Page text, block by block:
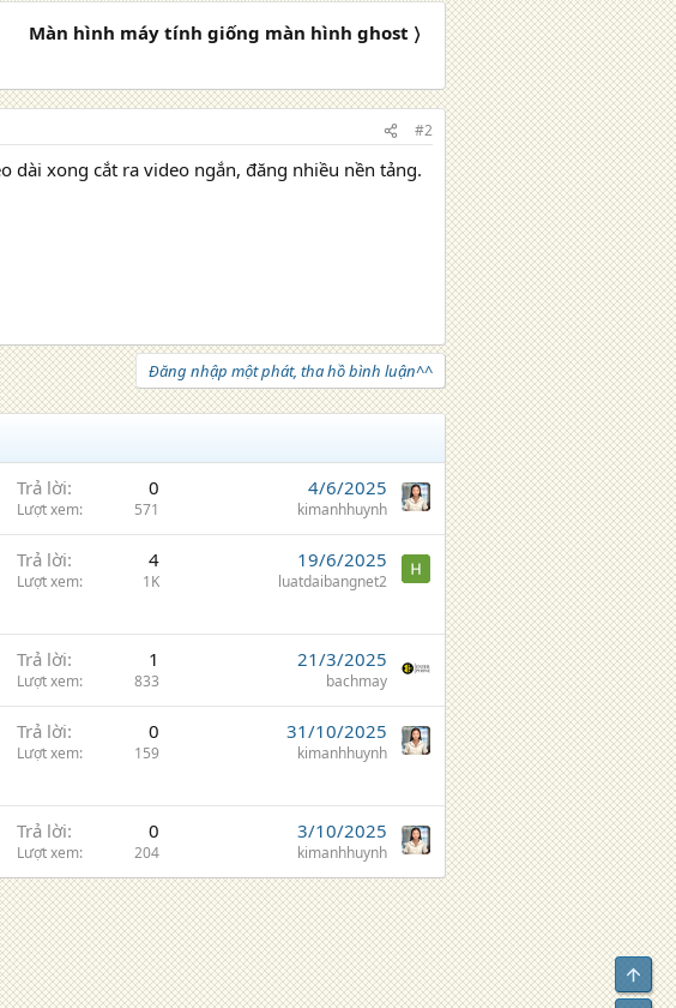
Màn hình máy tính giống màn hình ghost 〉
#2
dài xong cắt ra video ngắn, đăng nhiều nền tảng.
Đăng nhập một phát, tha hồ bình luận^^
Trả lời 0
Lượt xem 571
4/6/2025
kimanhhuynh
Trả lời 4
Lượt xem 1K
19/6/2025
luatdaibangnet2
Trả lời 1
Lượt xem 833
21/3/2025
bachmay
Trả lời 0
Lượt xem 159
31/10/2025
kimanhhuynh
Trả lời 0
Lượt xem 204
3/10/2025
kimanhhuynh
Top